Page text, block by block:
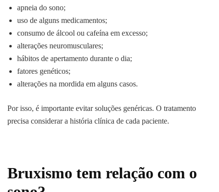
apneia do sono;
uso de alguns medicamentos;
consumo de álcool ou cafeína em excesso;
alterações neuromusculares;
hábitos de apertamento durante o dia;
fatores genéticos;
alterações na mordida em alguns casos.
Por isso, é importante evitar soluções genéricas. O tratamento
precisa considerar a história clínica de cada paciente.
Bruxismo tem relação com o